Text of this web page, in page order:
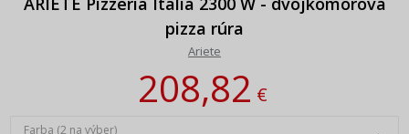
pizza rúra
Ariete
208,82€
Farba (2 na výber)